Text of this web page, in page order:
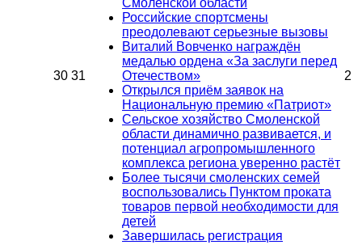
30 31
Российские спортсмены
преодолевают серьезные вызовы
Виталий Вовченко награждён
медалью ордена «За заслуги перед
Отечеством»
Открылся приём заявок на
Национальную премию «Патриот»
Сельское хозяйство Смоленской
области динамично развивается, и
потенциал агропромышленного
комплекса региона уверенно растёт
Более тысячи смоленских семей
воспользовались Пунктом проката
товаров первой необходимости для
детей
Завершилась регистрация
2